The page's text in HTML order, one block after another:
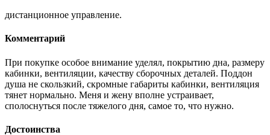
дистанционное управление.
Комментарий
При покупке особое внимание уделял, покрытию дна, размеру
кабинки, вентиляции, качеству сборочных деталей. Поддон
душа не скользкий, скромные габариты кабинки, вентиляция
тянет нормально. Меня и жену вполне устраивает,
сполоснуться после тяжелого дня, самое то, что нужно.
Достоинства